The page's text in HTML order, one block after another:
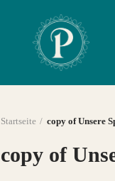
Startseite copy of Unsere
copy of